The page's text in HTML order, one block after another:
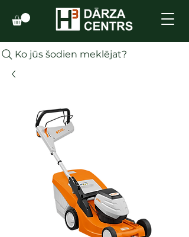
Ko jūs šodien meklējat?